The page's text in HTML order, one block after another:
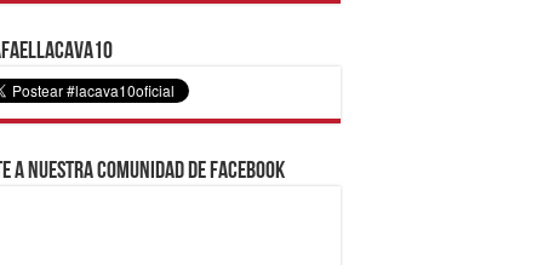
a nuestra comunidad de Facebook